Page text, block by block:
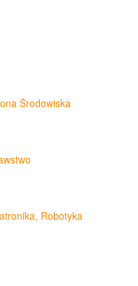
Środowiska
Robotyka